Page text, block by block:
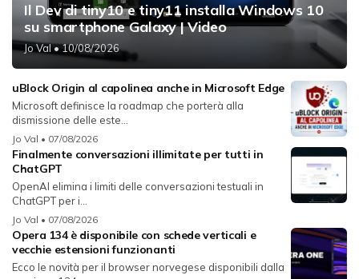
Il Dev di tiny10 e tiny11 installa Windows 10
su smartphone Galaxy | Video
Jo Val• 10/08/2026
uBlock Origin al capolinea anche in Microsoft Edge
Microsoft definisce la roadmap che porterà alla
dismissione delle este...
Jo Val • 07/08/2026
Finalmente conversazioni illimitate per tutti in
ChatGPT
OpenAI elimina i limiti delle conversazioni testuali in
ChatGPT per i...
Jo Val • 07/08/2026
Opera 134 è disponibile con schede verticali e
vecchie estensioni funzionanti
Ecco le novità per il browser norvegese disponibili dalla